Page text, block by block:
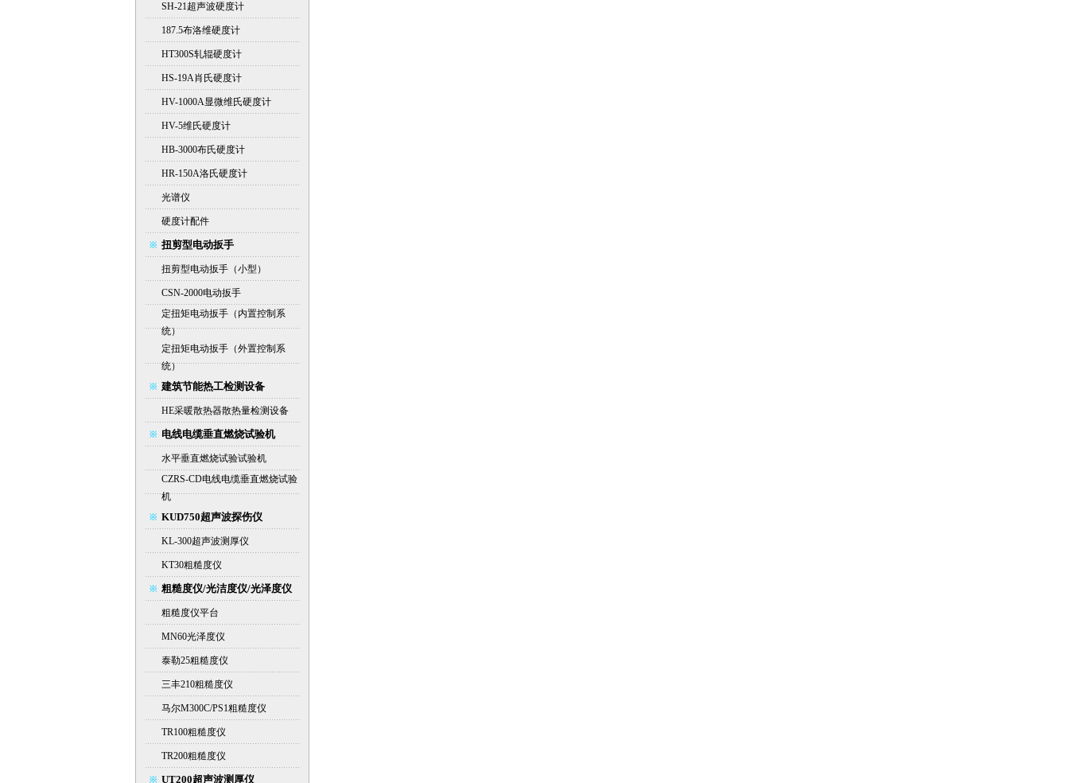
SH-21超声波硬度计
187.5布洛维硬度计
HT300S轧辊硬度计
HS-19A肖氏硬度计
HV-1000A显微维氏硬度计
HV-5维氏硬度计
HB-3000布氏硬度计
HR-150A洛氏硬度计
光谱仪
硬度计配件
扭剪型电动扳手
扭剪型电动扳手（小型）
CSN-2000电动扳手
定扭矩电动扳手（内置控制系
统）
定扭矩电动扳手（外置控制系
统）
建筑节能热工检测设备
HE采暖散热器散热量检测设备
电线电缆垂直燃烧试验机
水平垂直燃烧试验试验机
CZRS-CD电线电缆垂直燃烧试验
机
KUD750超声波探伤仪
KL-300超声波测厚仪
KT30粗糙度仪
粗糙度仪/光洁度仪/光泽度仪
粗糙度仪平台
MN60光泽度仪
泰勒25粗糙度仪
三丰210粗糙度仪
马尔M300C/PS1粗糙度仪
TR100粗糙度仪
TR200粗糙度仪
UT200超声波测厚仪